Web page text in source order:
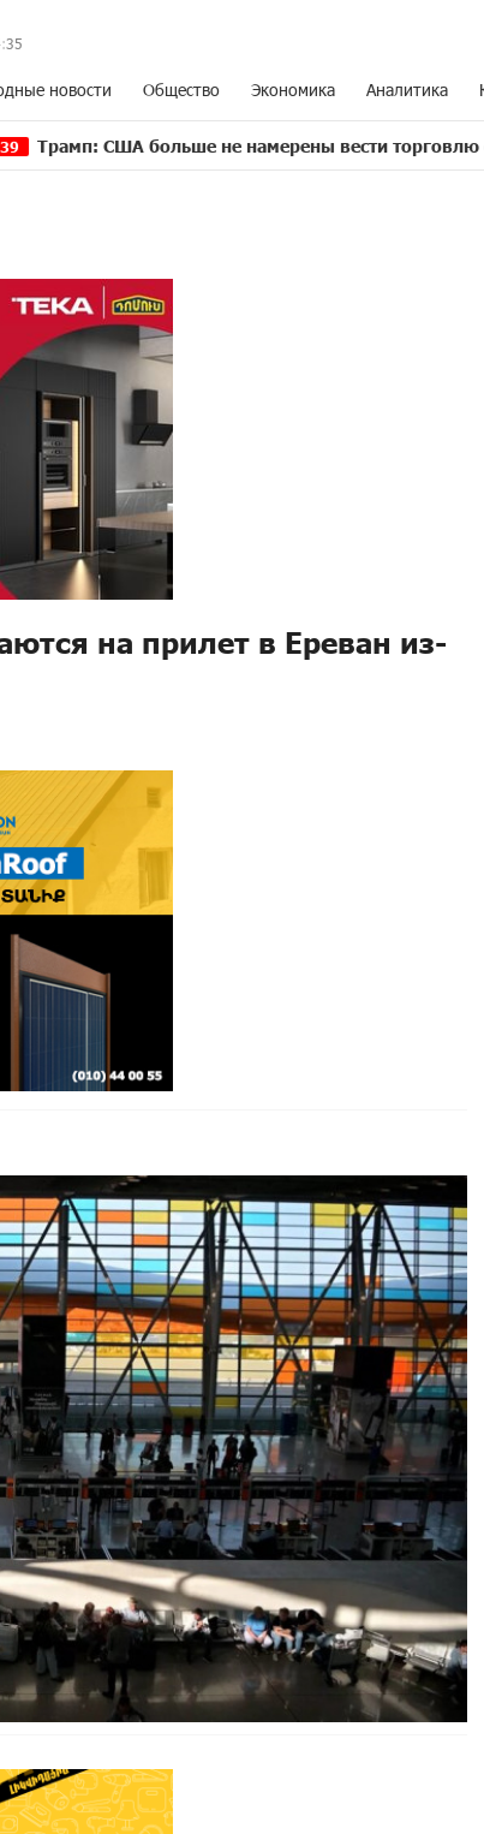
:35
новости Общество Экономика Аналитика
больше не намерены вести торговлю с Испанией
на прилет в Ереван из-